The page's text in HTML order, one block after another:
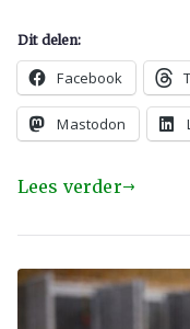
Dit delen:
Facebook
Mastodon
Lees verder